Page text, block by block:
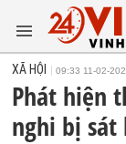
XÃ HỘI 09:33 11-02-
Phát hiện
nghi bị sát